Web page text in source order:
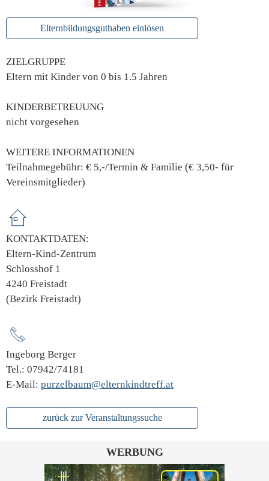
Elternbildungsguthaben einlösen
ZIELGRUPPE
Eltern mit Kinder von 0 bis 1.5 Jahren
KINDERBETREUUNG
nicht vorgesehen
WEITERE INFORMATIONEN
Teilnahmegebühr: € 5,-/Termin & Familie (€ 3,50- für
Vereinsmitglieder)
KONTAKTDATEN:
Eltern-Kind-Zentrum
Schlosshof 1
4240 Freistadt
(Bezirk Freistadt)
Ingeborg Berger
Tel.: 07942/74181
E-Mail: purzelbaum@elternkindtreff.at
zurück zur Veranstaltungssuche
WERBUNG